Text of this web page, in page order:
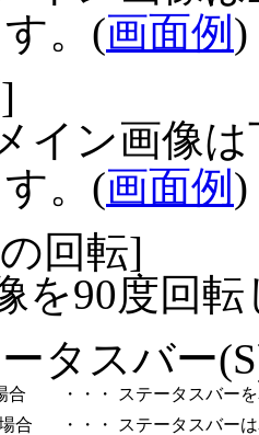
す。(画面例 )
イン画像
す。(画面例 )
回転]
を90度回
タスバー
合 ・・・
ステータスバー
合
・・・ ステータスバー